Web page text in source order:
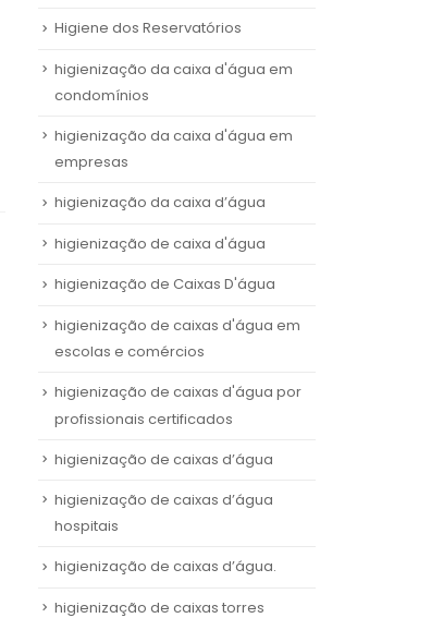
Higiene dos Reservatórios
higienização da caixa d'água em
condomínios
higienização da caixa d'água em
empresas
higienização da caixa d’água
higienização de caixa d'água
higienização de Caixas D'água
higienização de caixas d'água em
escolas e comércios
higienização de caixas d'água por
profissionais certificados
higienização de caixas d’água
higienização de caixas d’água
hospitais
higienização de caixas d’água.
higienização de caixas torres